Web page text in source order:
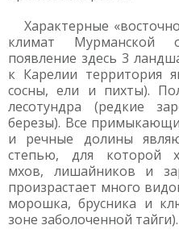
Характерные
климат Мурманской
появление здесь 3
к Карелии территория
сосны, ели и пихты).
лесотундра (редкие
березы). Все
и речные долины
степью, для которой
мхов, лишайников и
произрастает много
морошка, брусника и
зоне заболоченной тайги).